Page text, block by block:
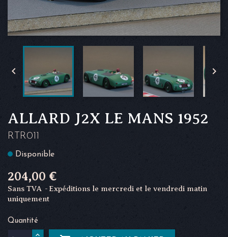
 
ALLARD J2X LE MANS 1952
RTR011
Disponible
204,00 €
Sans TVA
Expéditions le mercredi et le vendredi matin
uniquement
Quantité